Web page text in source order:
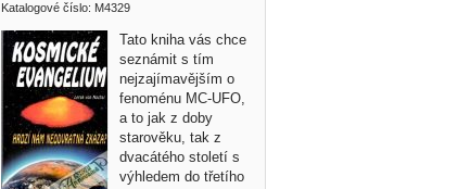
Katalogové číslo: M4329
Tato kniha vás chce
seznámit s tím
nejzajímavějším o
fenoménu MC-UFO,
a to jak z doby
starověku, tak z
dvacátého století s
výhledem do třetího